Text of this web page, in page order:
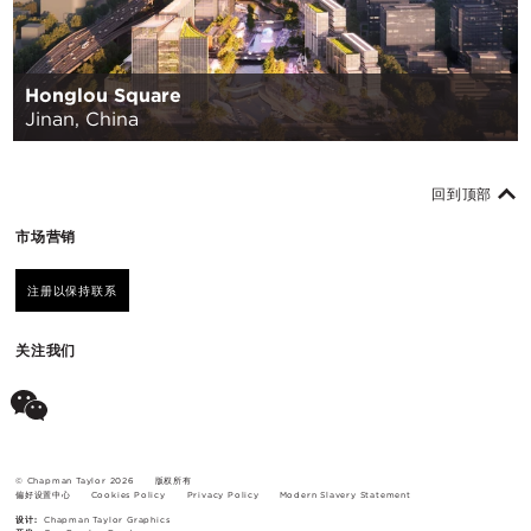
Honglou Square
Jinan, China
市场营销
注册以保持联系
关注我们
回到顶部
© Chapman Taylor 2026
版权所有
偏好设置中心
Cookies Policy Privacy Policy Modern Slavery Statement
设计:
Chapman Taylor Graphics